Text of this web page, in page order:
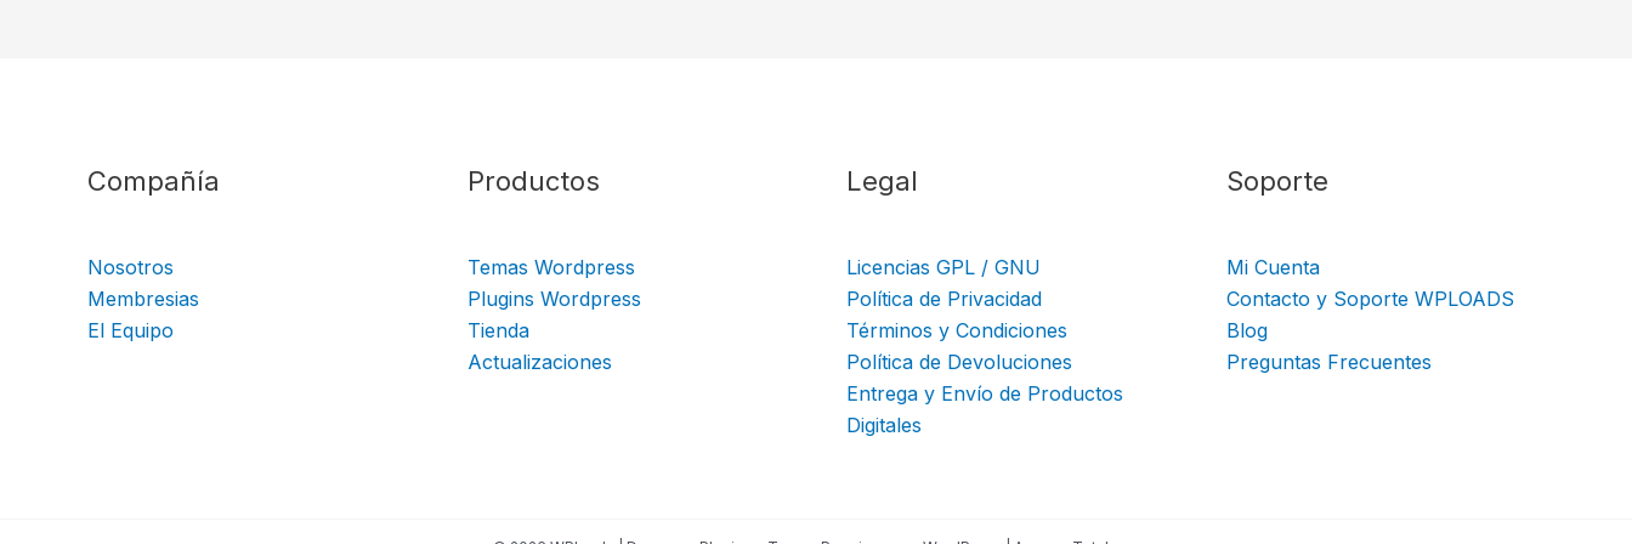
Compañía
Nosotros
Membresias
El Equipo
Productos
Temas Wordpress
Plugins Wordpress
Tienda
Actualizaciones
Legal
Licencias GPL / GNU
Política de Privacidad
Términos y Condiciones
Política de Devoluciones
Entrega y Envío de Productos
Digitales
Soporte
Mi Cuenta
Contacto y Soporte WPLOADS
Blog
Preguntas Frecuentes